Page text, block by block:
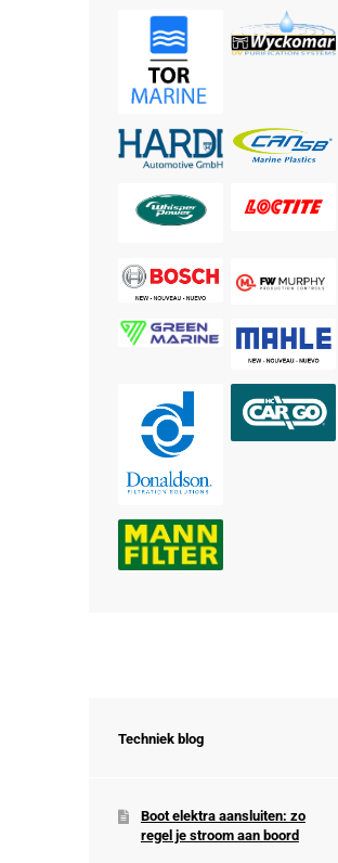
Techniek blog
Boot elektra aansluiten: zo
regel je stroom aan boord